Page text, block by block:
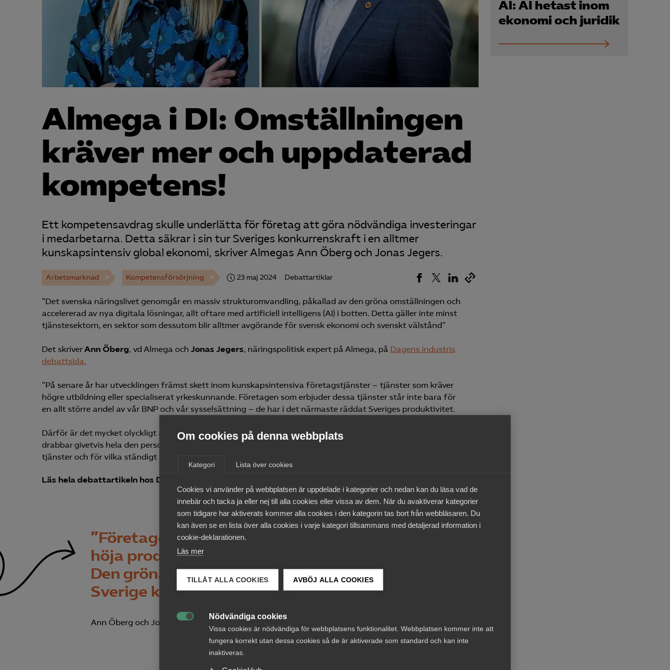
Om cookies på denna webbplats
Kategori Lista över cookies
Cookies vi använder på webbplatsen är uppdelade i kategorier och nedan kan du läsa vad de
innebär och tacka ja eller nej till alla cookies eller vissa av dem. När du avaktiverar kategorier
som tidigare har aktiverats kommer alla cookies i den kategorin tas bort från webbläsaren. Du
kan även se en lista över alla cookies i varje kategori tillsammans med detaljerad information i
cookie-deklarationen.
Läs mer
TILLÅT ALLA COOKIES AVBÖJ ALLA COOKIES
Nödvändiga cookies
Vissa cookies är nödvändiga för webbplatsens funktionalitet. Webbplatsen kommer inte att
fungera korrekt utan dessa cookies så de är aktiverade som standard och kan inte
inaktiveras.
Kurser & utbildningar
Almega i DI: Omställningen
kräver mer och uppdaterad
kompetens!
Ett kompetensavdrag skulle underlätta för företag att göra nödvändiga investeringar
i medarbetarna. Detta säkrar i sin tur Sveriges konkurrenskraft i en alltmer
kunskapsintensiv global ekonomi, skriver Almegas Ann Öberg och Jonas Jegers.
Arbetsmarknad Kompetensförsörjning 23 maj 2024 Debattartiklar
AI: AI hetast inom
ekonomi och juridik
”Det svenska näringslivet genomgår en massiv strukturomvandling, påkallad av den gröna omställningen och
accelererad av nya digitala lösningar, allt oftare med artificiell intelligens (AI) i botten. Detta gäller inte minst
tjänstesektorn, en sektor som dessutom blir alltmer avgörande för svensk ekonomi och svenskt välstånd”
Det skriverAnn Öberg, vd Almega och Jonas Jegers, näringspolitisk expert på Almega, på Dagens industris
debattsida.
”På senare år har utvecklingen främst skett inom kunskapsintensiva företagstjänster – tjänster som kräver
högre utbildning eller specialiserat yrkeskunnande. Företagen som erbjuder dessa tjänster står inte bara för
en allt större andel av vår BNP och vår sysselsättning – de har i det närmaste räddat Sveriges produktivitet.
Därför är det mycket olyckligt att det alltjämt är billigare att investera i maskiner än i medarbetare. Problemet
drabbar givetvis hela den personalintensiva tjänstesektorn, men allra mest de företag som utvecklar digitala
tjänster och för vilka ständigt uppdaterade kunskaper är en förutsättning.”
Läs hela debattartikeln hos Dagens Industri
”Företagen behöver ges förutsättningar att
höja produktiviteten, exempelvis genom AI.
Den gröna omställningen kan inte vänta.
Sverige kan inte vänta”
Ann Öberg och Jonas Jegers.